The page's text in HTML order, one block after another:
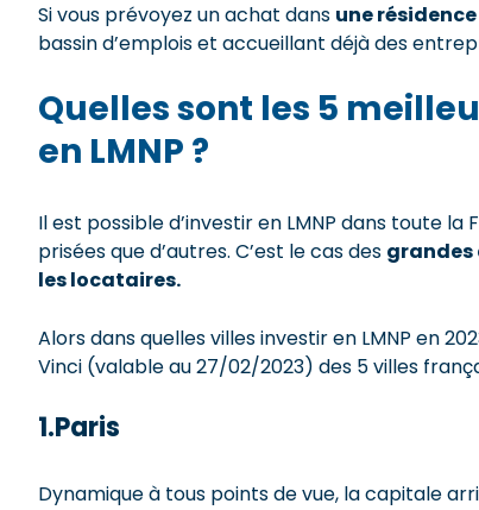
Si vous prévoyez un achat dans une
bassin d’emplois et accueillant déjà des
Quelles sont les 5
en LMNP ?
Il est possible d’investir en LMNP dans toute
prisées que d’autres. C’est le cas des grandes
les locataires.
Alors dans quelles villes investir en LMNP en
Vinci (valable au 27/02/2023) des 5 villes
1.Paris
Dynamique à tous points de vue, la capitale